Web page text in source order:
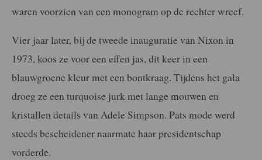
waren voorzien van een monogram op de rechter wreef.
Vier jaar later, bij de tweede inauguratie van Nixon in
1973, koos ze voor een effen jas, dit keer in een
blauwgroene kleur met een bontkraag. Tijdens het gala
droeg ze een turquoise jurk met lange mouwen en
kristallen details van Adele Simpson. Pats mode werd
steeds bescheidener naarmate haar presidentschap
vorderde.